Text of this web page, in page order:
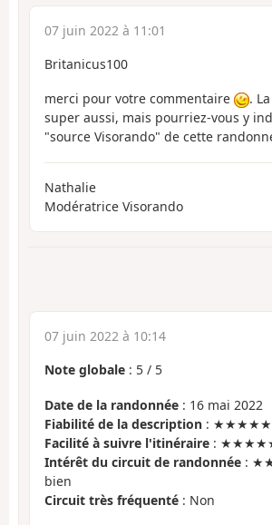
07 juin 2022 à 11:01
Britanicus100
merci pour votre commentaire
.
super aussi, mais pourriez-vous y
"source Visorando" de cette
Nathalie
Modératrice Visorando
07 juin 2022 à 10:14
Note globale : 5 / 5
Date de la randonnée : 16 mai 2022
Fiabilité de la description : ★★★★★
Facilité à suivre l'itinéraire : ★★★★★
Intérêt du circuit de randonnée :
bien
Circuit très fréquenté : Non